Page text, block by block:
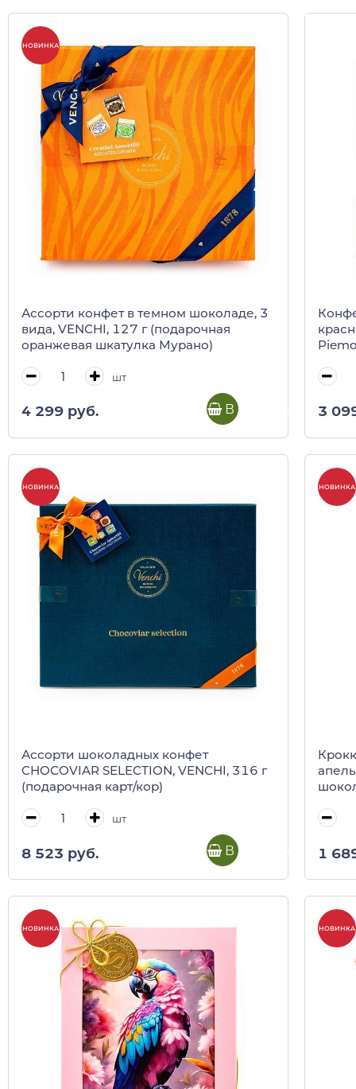
НОВИНКА
Ассорти конфет в темном шоколаде, 3
вида, VENCHI, 127 г (подарочная
оранжевая шкатулка Мурано)
шт
4 299 руб. В корзину 3
НОВИНКА
Ассорти шоколадных конфет
CHOCOVIAR SELECTION, VENCHI, 316 г
(подарочная карт/кор)
шт
8 523 руб. В корзину
НОВИНКА
1
НОВИНКА НОВИНКА